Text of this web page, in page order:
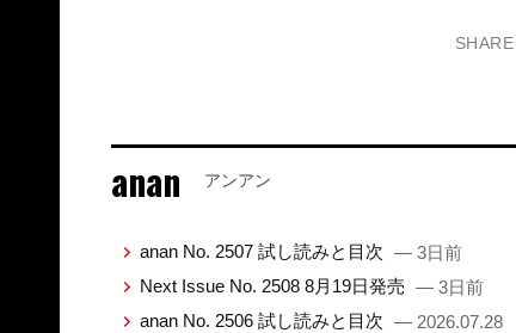
SHARE
anan アンアン
anan No. 2507 試し読みと目次 — 3日前
Next Issue No. 2508 8月19日発売 — 3日前
anan No. 2506 試し読みと目次 — 2026.07.28